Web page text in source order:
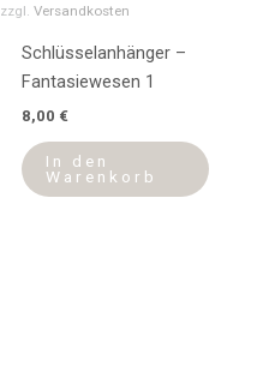
zzgl. Versandkosten
Schlüsselanhänger –
Fantasiewesen 1
8,00 €
In den
Warenkorb